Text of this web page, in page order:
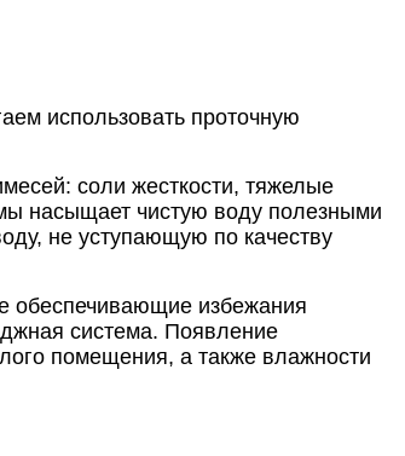
использовать проточную
соли жесткости, тяжелые
насыщает чистую воду полезными
не уступающую по качеству
обеспечивающие избежания
система. Появление
помещения, а также влажности